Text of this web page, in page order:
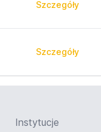
Szczegóły
Szczegóły
Instytucje